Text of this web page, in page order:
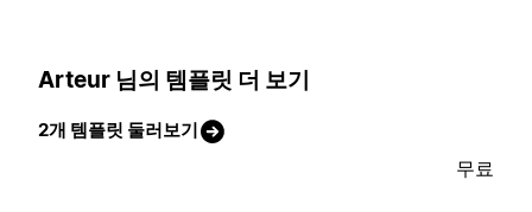
Arteur 님의 템플릿 더 보기
2개 템플릿 둘러보기
무료